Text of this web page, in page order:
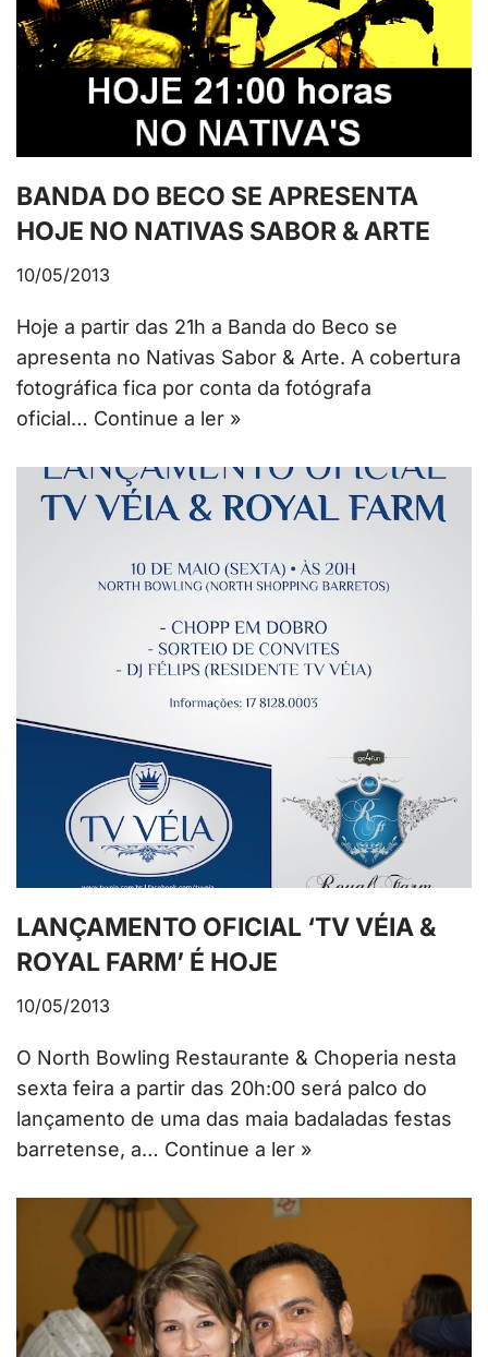
BANDA DO BECO SE APRESENTA
HOJE NO NATIVAS SABOR & ARTE
10/05/2013
Hoje a partir das 21h a Banda do Beco se
apresenta no Nativas Sabor & Arte. A cobertura
fotográfica fica por conta da fotógrafa
oficial… Continue a ler »
LANÇAMENTO OFICIAL ‘TV VÉIA &
ROYAL FARM’ É HOJE
10/05/2013
O North Bowling Restaurante & Choperia nesta
sexta feira a partir das 20h:00 será palco do
lançamento de uma das maia badaladas festas
barretense, a… Continue a ler »